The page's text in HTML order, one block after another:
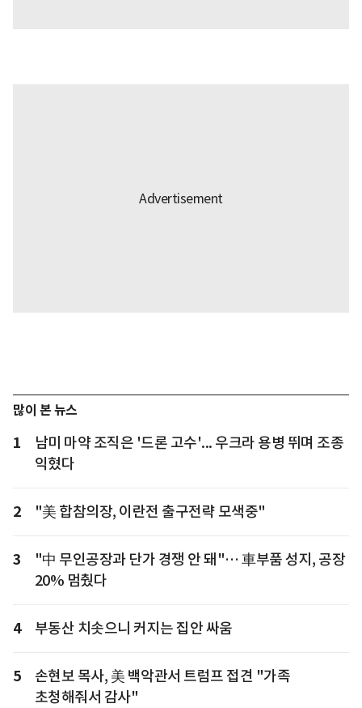
많이 본 뉴스
1
남미 마약 조직은 '드론 고수'... 우크라 용병 뛰며 조종
익혔다
2 "美 합참의장, 이란전 출구전략 모색중"
3
"中 무인공장과 단가 경쟁 안 돼"… 車부품 성지, 공장
20% 멈췄다
4 부동산 치솟으니 커지는 집안 싸움
5
손현보 목사, 美 백악관서 트럼프 접견 "가족
초청해줘서 감사"